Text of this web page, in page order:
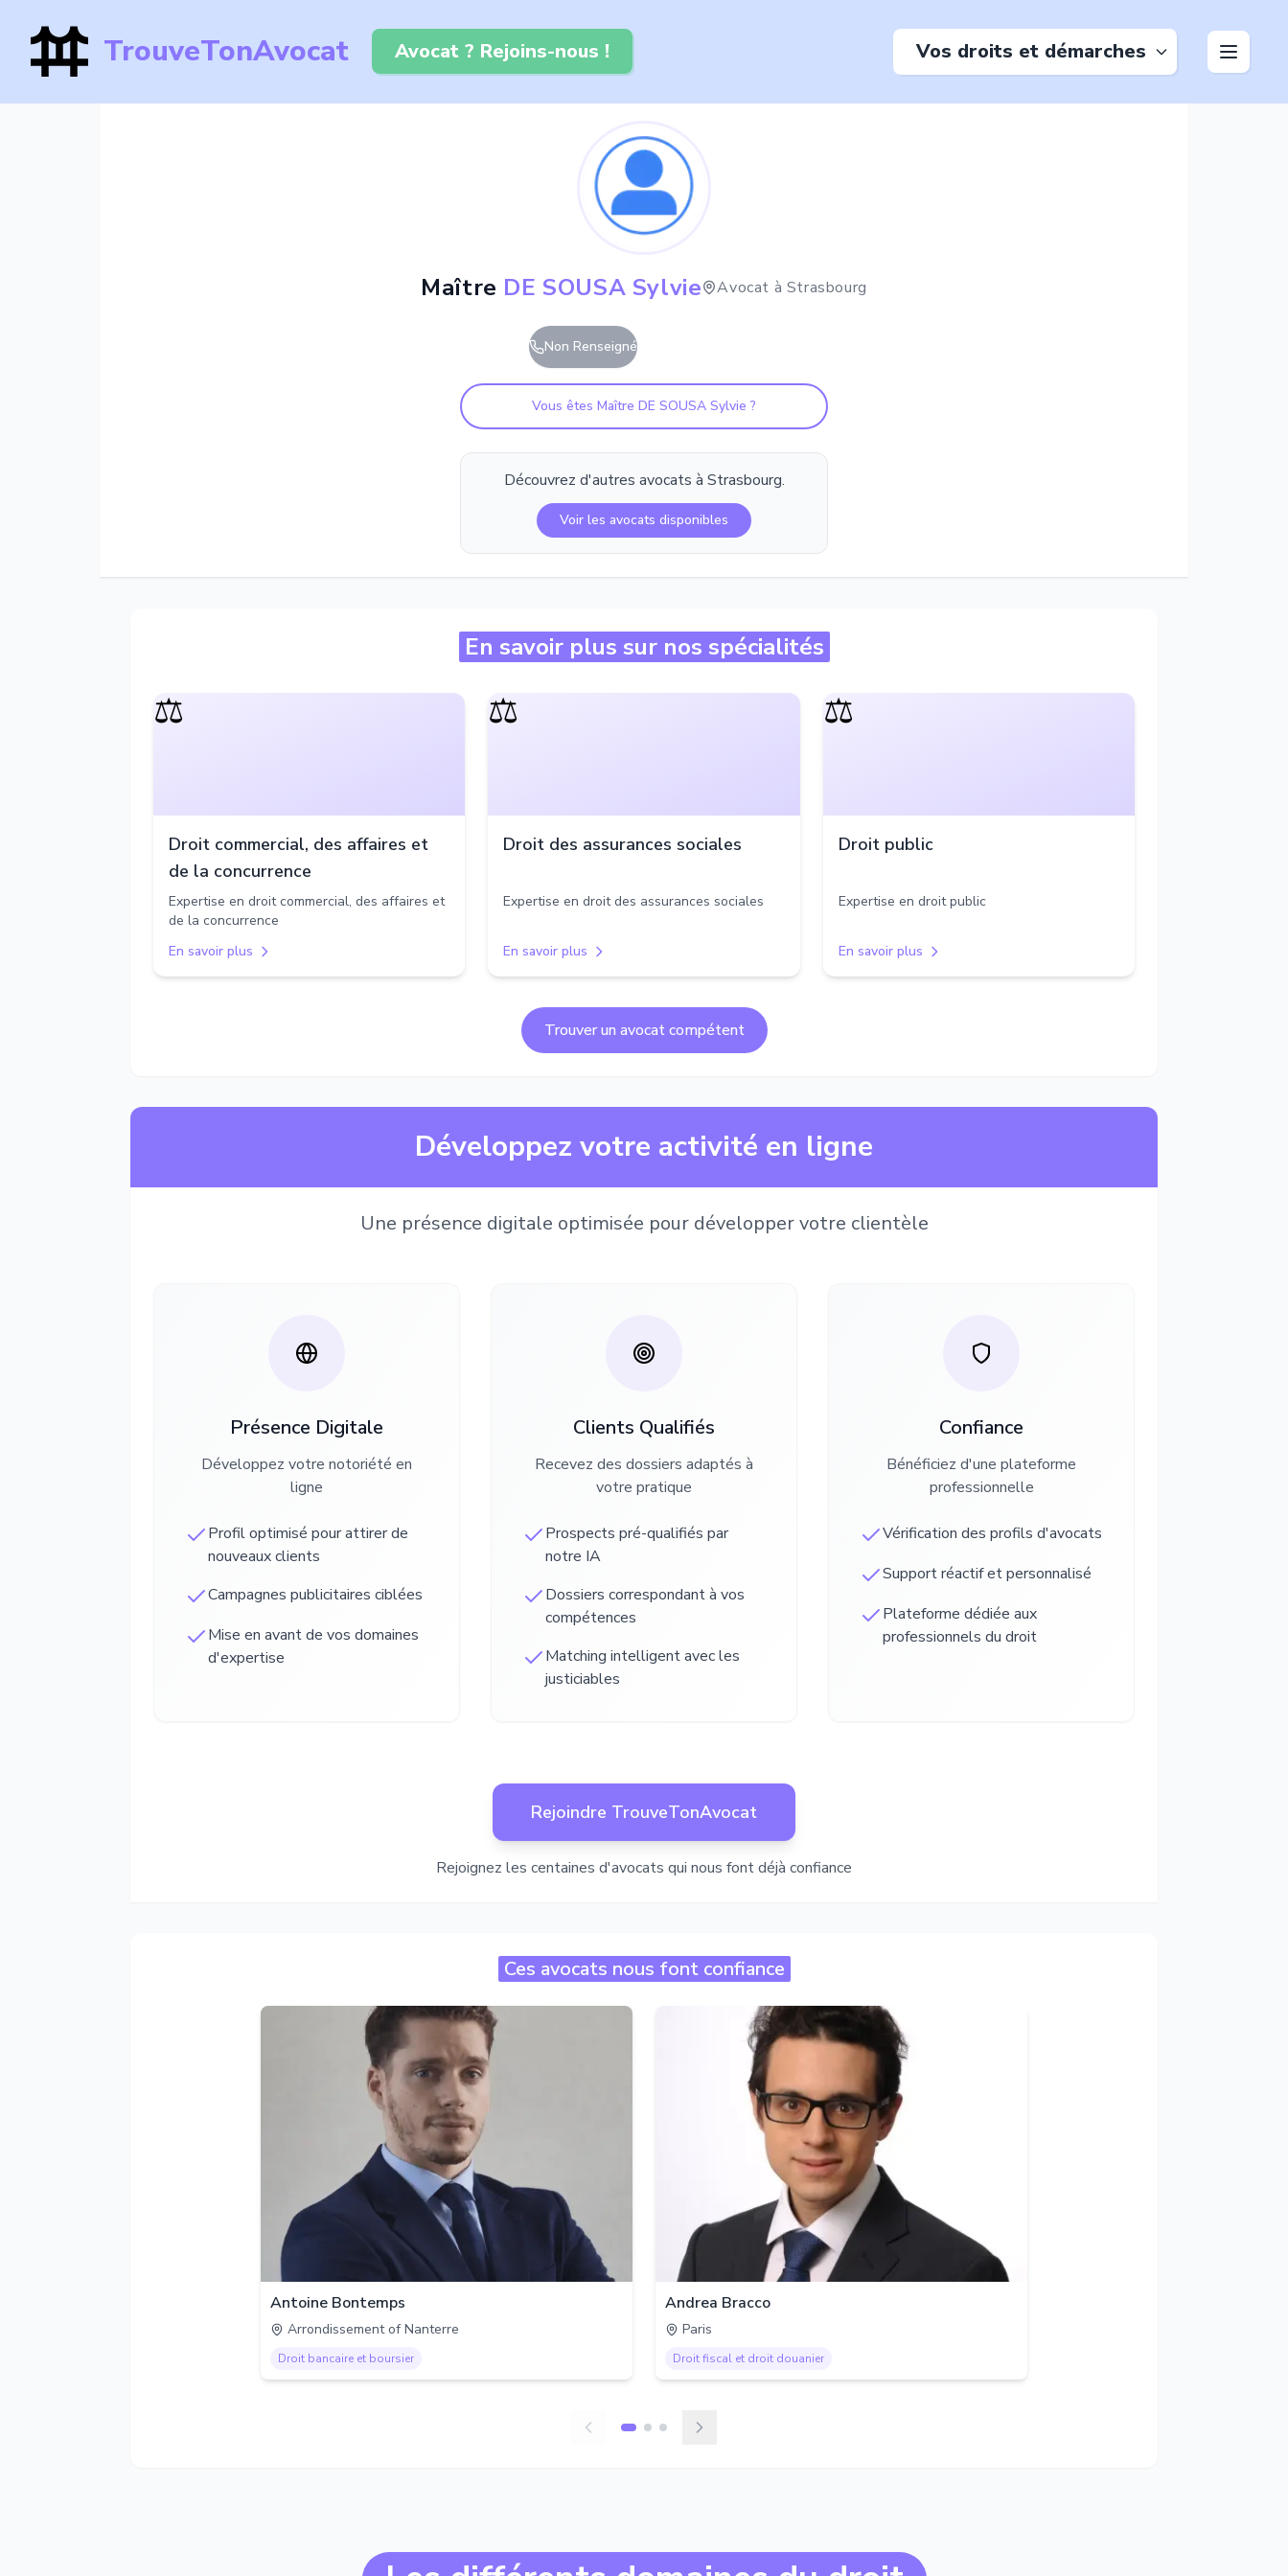
TrouveTonAvocat Avocat ? Rejoins-nous ! Vos droits et démarches
Maître DE SOUSA Sylvie Avocat à Strasbourg
Non Renseigné
Vous êtes Maître DE SOUSA Sylvie ?
Découvrez d'autres avocats à Strasbourg.
Voir les avocats disponibles
En savoir plus sur nos spécialités
⚖️
Droit commercial, des affaires et
de la concurrence
Expertise en droit commercial, des affaires et
de la concurrence
En savoir plus
⚖️
Droit des assurances sociales
Expertise en droit des assurances sociales
En savoir plus
⚖️
Droit public
Expertise en droit public
En savoir plus
Trouver un avocat compétent
Développez votre activité en ligne
Une présence digitale optimisée pour développer votre clientèle
Présence Digitale
Développez votre notoriété en
ligne
Profil optimisé pour attirer de
nouveaux clients
Campagnes publicitaires ciblées
Mise en avant de vos domaines
d'expertise
Clients Qualifiés
Recevez des dossiers adaptés à
votre pratique
Prospects pré-qualifiés par
notre IA
Dossiers correspondant à vos
compétences
Matching intelligent avec les
justiciables
Confiance
Bénéficiez d'une plateforme
professionnelle
Vérification des profils d'avocats
Support réactif et personnalisé
Plateforme dédiée aux
professionnels du droit
Rejoindre TrouveTonAvocat
Rejoignez les centaines d'avocats qui nous font déjà confiance
Ces avocats nous font confiance
Antoine Bontemps
Arrondissement of Nanterre
Droit bancaire et boursier
Andrea Bracco
Paris
Droit fiscal et droit douanier